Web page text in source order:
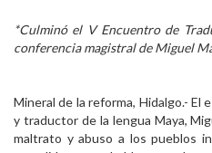
Alumnado
Personal
Alumni
*Culminó el V Encuentro de
conferencia magistral de Miguel
Mineral de la reforma, Hidalgo.- El
y traductor de la lengua Maya,
maltrato y abuso a los pueblos